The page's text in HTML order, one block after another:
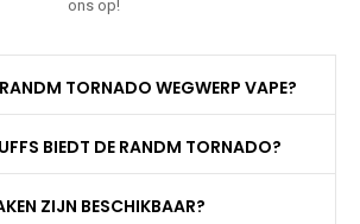
ons op!
TORNADO WEGWERP VAPE?
BIEDT DE RANDM TORNADO?
ZIJN BESCHIKBAAR?